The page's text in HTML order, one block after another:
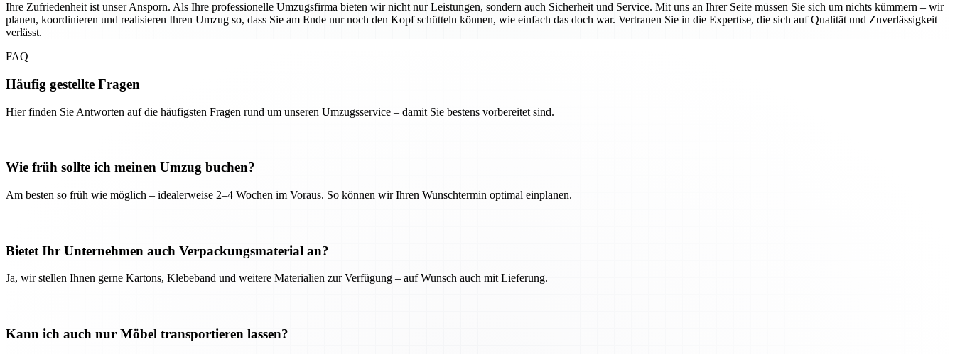
Ihre Zufriedenheit ist unser Ansporn. Als Ihre professionelle Umzugsfirma bieten wir nicht nur Leistungen, sondern auch Sicherheit und Service. Mit uns an Ihrer Seite müssen Sie sich um nichts kümmern – wir
planen, koordinieren und realisieren Ihren Umzug so, dass Sie am Ende nur noch den Kopf schütteln können, wie einfach das doch war. Vertrauen Sie in die Expertise, die sich auf Qualität und Zuverlässigkeit
verlässt.
FAQ
Häufig gestellte Fragen
Hier finden Sie Antworten auf die häufigsten Fragen rund um unseren Umzugsservice – damit Sie bestens vorbereitet sind.
Wie früh sollte ich meinen Umzug buchen?
Am besten so früh wie möglich – idealerweise 2–4 Wochen im Voraus. So können wir Ihren Wunschtermin optimal einplanen.
Bietet Ihr Unternehmen auch Verpackungsmaterial an?
Ja, wir stellen Ihnen gerne Kartons, Klebeband und weitere Materialien zur Verfügung – auf Wunsch auch mit Lieferung.
Kann ich auch nur Möbel transportieren lassen?